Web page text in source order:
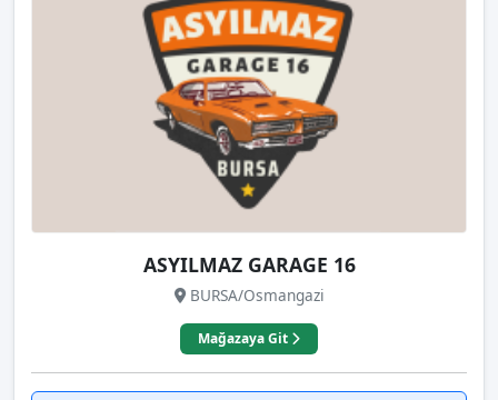
ASYILMAZ GARAGE 16
BURSA/Osmangazi
Mağazaya Git